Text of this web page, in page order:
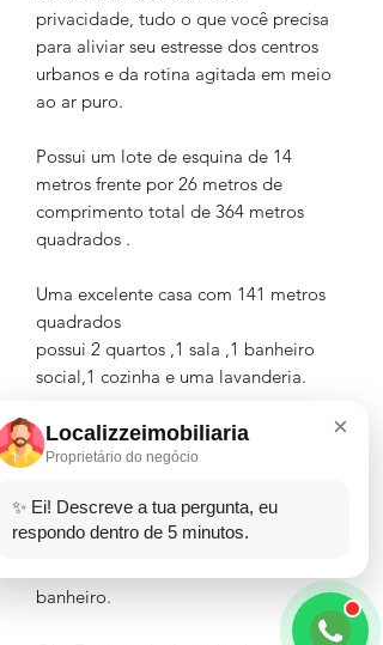
privacidade, tudo o que você precisa
para aliviar seu estresse dos centros
urbanos e da rotina agitada em meio
ao ar puro.
Possui um lote de esquina de 14
metros frente por 26 metros de
comprimento total de 364 metros
quadrados .
Uma excelente casa com 141 metros
quadrados
possui 2 quartos ,1 sala ,1 banheiro
social,1 cozinha e uma lavanderia.
Edícula e garagem para 2 carros.
medida.
banheiro.
×
Localizzeimobiliaria
Proprietário do negócio
✨ Ei! Descreve a tua pergunta, eu
respondo dentro de 5 minutos.